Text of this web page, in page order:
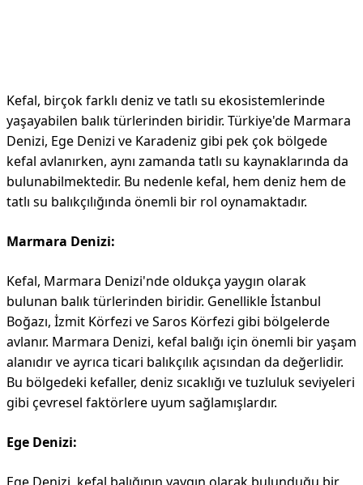
Kefal, birçok farklı deniz ve tatlı su ekosistemlerinde
yaşayabilen balık türlerinden biridir. Türkiye'de Marmara
Denizi, Ege Denizi ve Karadeniz gibi pek çok bölgede
kefal avlanırken, aynı zamanda tatlı su kaynaklarında da
bulunabilmektedir. Bu nedenle kefal, hem deniz hem de
tatlı su balıkçılığında önemli bir rol oynamaktadır.
Marmara Denizi:
Kefal, Marmara Denizi'nde oldukça yaygın olarak
bulunan balık türlerinden biridir. Genellikle İstanbul
Boğazı, İzmit Körfezi ve Saros Körfezi gibi bölgelerde
avlanır. Marmara Denizi, kefal balığı için önemli bir yaşam
alanıdır ve ayrıca ticari balıkçılık açısından da değerlidir.
Bu bölgedeki kefaller, deniz sıcaklığı ve tuzluluk seviyeleri
gibi çevresel faktörlere uyum sağlamışlardır.
Ege Denizi: